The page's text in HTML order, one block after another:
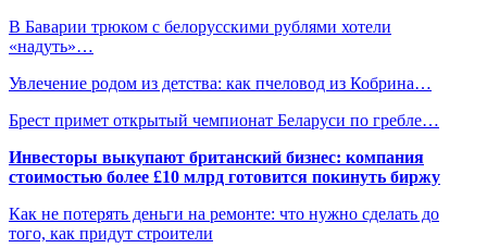
В Баварии трюком с белорусскими рублями хотели
«надуть»…
Увлечение родом из детства: как пчеловод из Кобрина…
Брест примет открытый чемпионат Беларуси по гребле…
Инвесторы выкупают британский бизнес: компания
стоимостью более £10 млрд готовится покинуть биржу
Как не потерять деньги на ремонте: что нужно сделать до
того, как придут строители